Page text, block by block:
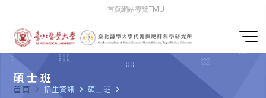
首頁網站導覽TMU
碩士班
首頁 navigate_next 招生資訊 navigate_next 碩士班 navigate_next